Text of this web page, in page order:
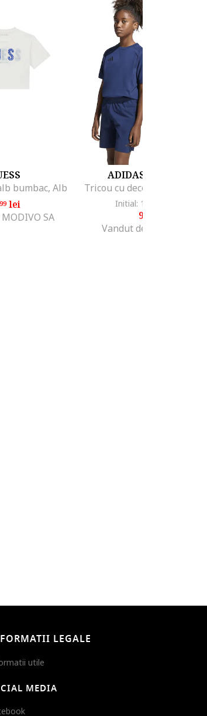
bumbac, Alb
99lei
SA
ADIDAS ORIGINALS
Initial: 158
99
Vandut de Fashion Days
LEGALE
utile
MEDIA